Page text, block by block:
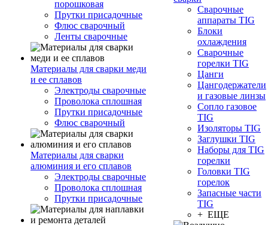
порошковая
Прутки присадочные
Флюс сварочный
Ленты сварочные
Материалы для сварки меди
и ее сплавов
Электроды сварочные
Проволока сплошная
Прутки присадочные
Флюс сварочный
Материалы для сварки
алюминия и его сплавов
Электроды сварочные
Проволока сплошная
Прутки присадочные
Сварочные
аппараты TIG
Блоки
охлаждения
Сварочные
горелки TIG
Цанги
Цангодержатели
и газовые линзы
Сопло газовое
TIG
Изоляторы TIG
Заглушки TIG
Наборы для TIG
горелки
Головки TIG
горелок
Запасные части
TIG
+ ЕЩЕ